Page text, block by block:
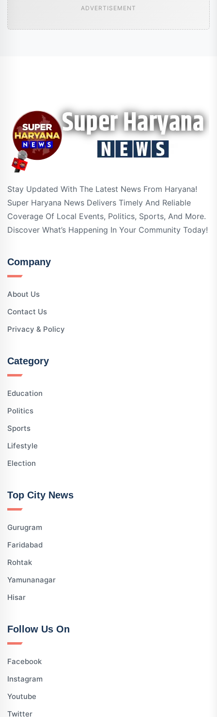
ADVERTISEMENT
Stay Updated With The Latest News From Haryana!
Super Haryana News Delivers Timely And Reliable
Coverage Of Local Events, Politics, Sports, And More.
Discover What’s Happening In Your Community Today!
Company
About Us
Contact Us
Privacy & Policy
Category
Education
Politics
Sports
Lifestyle
Election
Top City News
Gurugram
Faridabad
Rohtak
Yamunanagar
Hisar
Follow Us On
Facebook
Instagram
Youtube
Twitter